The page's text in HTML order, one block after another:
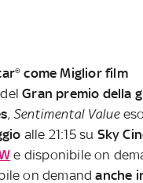
come Miglior film
Gran premio della
,Sentimental Value
alle 21:15 su Sky
e disponibile on
on demandanche